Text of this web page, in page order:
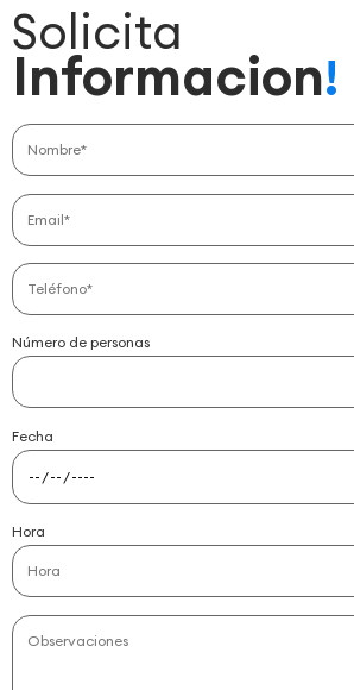
Solicita
Informacion!
Número de personas
Fecha
Hora